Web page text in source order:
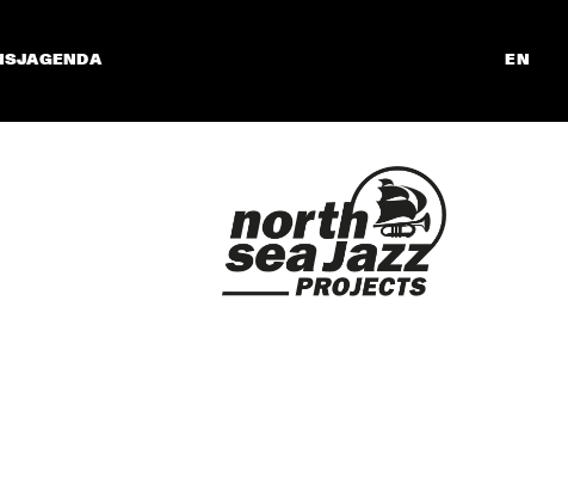
AGENDA EN